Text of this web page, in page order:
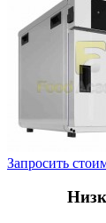
Запросить